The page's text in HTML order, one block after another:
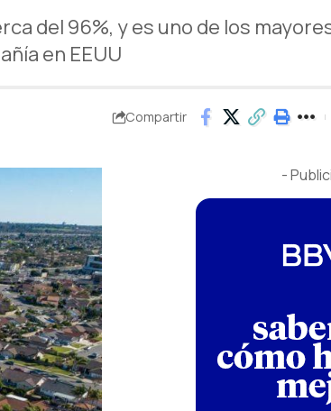
del 96%, y es uno de los
en EEUU
Compartir
-